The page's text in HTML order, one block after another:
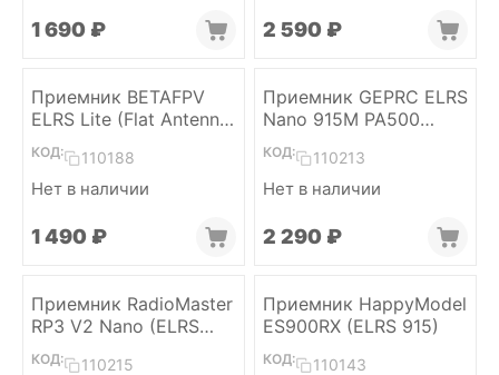
1 690 ₽ 2 590 ₽
Приемник BETAFPV
ELRS Lite (Flat Antenna
v1.2)
КОД: 110188
Нет в наличии
1 490 ₽
Приемник GEPRC ELRS
Nano 915M PA500
(ELRS 915)
КОД: 110213
Нет в наличии
2 290 ₽
Приемник RadioMaster
RP3 V2 Nano (ELRS
2.4)
КОД: 110215
Приемник HappyModel
ES900RX (ELRS 915)
КОД: 110143